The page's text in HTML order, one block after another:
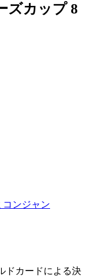
ズカップ 8
コンジャン
ドカードによる決